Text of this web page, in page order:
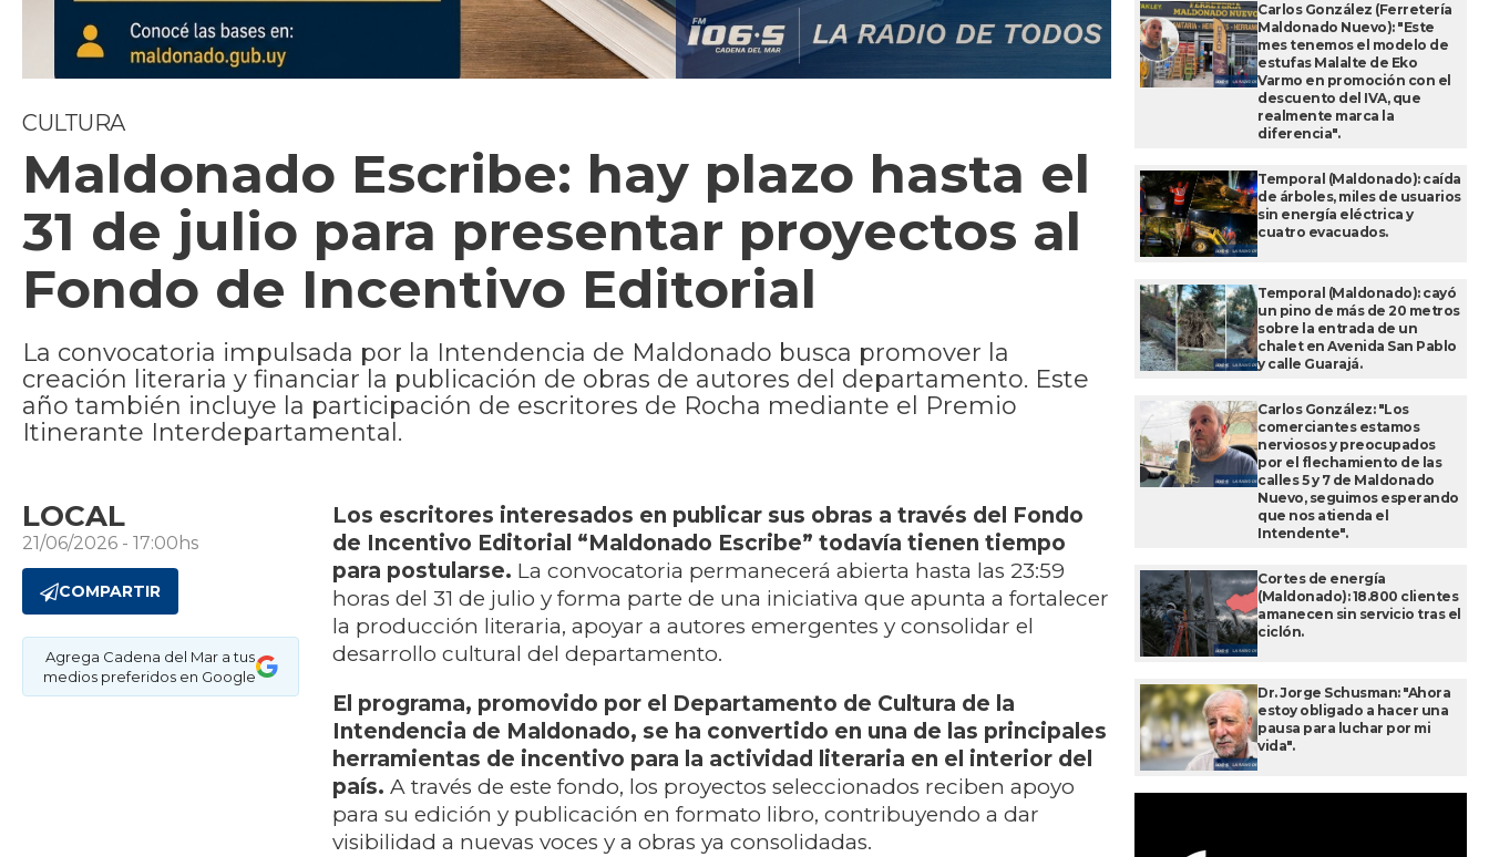
CULTURA
Maldonado Escribe: hay plazo hasta el
31 de julio para presentar proyectos al
Fondo de Incentivo Editorial
La convocatoria impulsada por la Intendencia de Maldonado busca promover la
creación literaria y financiar la publicación de obras de autores del departamento. Este
año también incluye la participación de escritores de Rocha mediante el Premio
Itinerante Interdepartamental.
LOCAL
21/06/2026 - 17:00hs
COMPARTIR
Agrega Cadena del Mar a tus
medios preferidos en Google
Los escritores interesados en publicar sus obras a través del Fondo
de Incentivo Editorial “Maldonado Escribe” todavía tienen tiempo
para postularse. La convocatoria permanecerá abierta hasta las 23:59
horas del 31 de julio y forma parte de una iniciativa que apunta a fortalecer
la producción literaria, apoyar a autores emergentes y consolidar el
desarrollo cultural del departamento.
El programa, promovido por el Departamento de Cultura de la
Intendencia de Maldonado, se ha convertido en una de las principales
herramientas de incentivo para la actividad literaria en el interior del
país. A través de este fondo, los proyectos seleccionados reciben apoyo
para su edición y publicación en formato libro, contribuyendo a dar
visibilidad a nuevas voces y a obras ya consolidadas.
Carlos González (Ferretería
Maldonado Nuevo): "Este
mes tenemos el modelo de
estufas Malalte de Eko
Varmo en promoción con el
descuento del IVA, que
realmente marca la
diferencia".
Temporal (Maldonado): caída
de árboles, miles de usuarios
sin energía eléctrica y
cuatro evacuados.
Temporal (Maldonado): cayó
un pino de más de 20 metros
sobre la entrada de un
chalet en Avenida San Pablo
y calle Guarajá.
Carlos González: "Los
comerciantes estamos
nerviosos y preocupados
por el flechamiento de las
calles 5 y 7 de Maldonado
Nuevo, seguimos esperando
que nos atienda el
Intendente".
Cortes de energía
(Maldonado): 18.800 clientes
amanecen sin servicio tras el
ciclón.
Dr. Jorge Schusman: "Ahora
estoy obligado a hacer una
pausa para luchar por mi
vida".